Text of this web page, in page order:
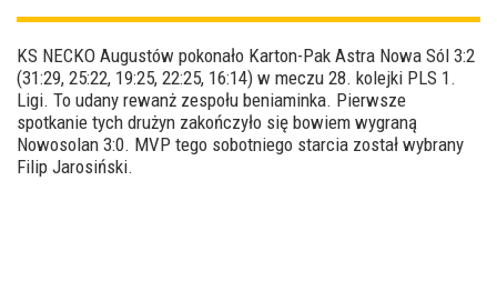
KS NECKO Augustów pokonało Karton-Pak Astra Nowa Sól 3:2
(31:29, 25:22, 19:25, 22:25, 16:14) w meczu 28. kolejki PLS 1.
Ligi. To udany rewanż zespołu beniaminka. Pierwsze
spotkanie tych drużyn zakończyło się bowiem wygraną
Nowosolan 3:0. MVP tego sobotniego starcia został wybrany
Filip Jarosiński.